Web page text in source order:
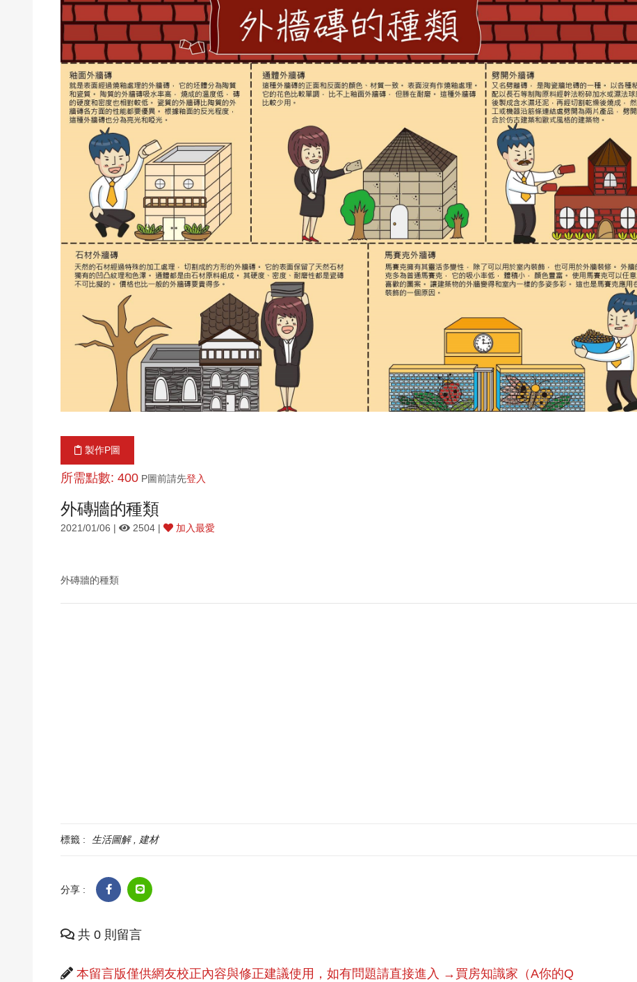
製作P圖
所需點數: 400 P圖前請先登入
外磚牆的種類
2021/01/06 | 2504 | 加入最愛
外磚牆的種類
標籤 : 生活圖解 建材
分享 :
共 0 則留言
本留言版僅供網友校正內容與修正建議使用，如有問題請直接進入 →買房知識家（A你的Q